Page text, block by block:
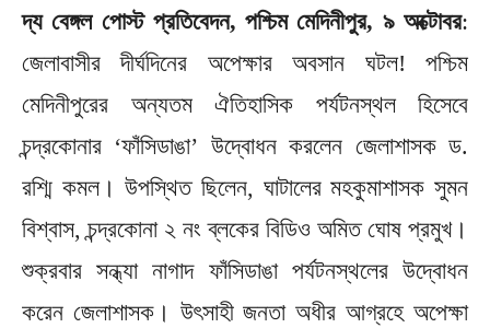
দ্য বেঙ্গল পোস্ট প্রতিবেদন, পশ্চিম মেদিনীপুর, ৯ অক্টোবর:
জেলাবাসীর দীর্ঘদিনের অপেক্ষার অবসান ঘটল! পশ্চিম
মেদিনীপুরের অন্যতম ঐতিহাসিক পর্যটনস্থল হিসেবে
চন্দ্রকোনার ‘ফাঁসিডাঙা’ উদ্বোধন করলেন জেলাশাসক ড.
রশ্মি কমল। উপস্থিত ছিলেন, ঘাটালের মহকুমাশাসক সুমন
বিশ্বাস, চন্দ্রকোনা ২ নং ব্লকের বিডিও অমিত ঘোষ প্রমুখ।
শুক্রবার সন্ধ্যা নাগাদ ফাঁসিডাঙা পর্যটনস্থলের উদ্বোধন
করেন জেলাশাসক। উৎসাহী জনতা অধীর আগ্রহে অপেক্ষা